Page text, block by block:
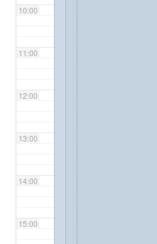
10:00
11:00
12:00
13:00
14:00
15:00